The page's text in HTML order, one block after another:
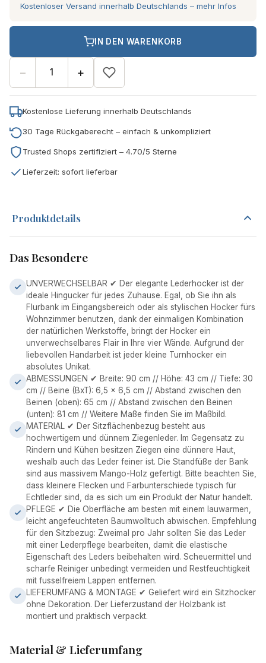
Kostenloser Versand innerhalb Deutschlands – mehr Infos
− +
IN DEN WARENKORB
Kostenlose Lieferung innerhalb Deutschlands
30 Tage Rückgaberecht – einfach & unkompliziert
Trusted Shops zertifiziert – 4.70/5 Sterne
Lieferzeit: sofort lieferbar
Produktdetails
Das Besondere
UNVERWECHSELBAR ✔ Der elegante Lederhocker ist der
ideale Hingucker für jedes Zuhause. Egal, ob Sie ihn als
Flurbank im Eingangsbereich oder als stylischen Hocker fürs
Wohnzimmer benutzen, dank der einmaligen Kombination
der natürlichen Werkstoffe, bringt der Hocker ein
unverwechselbares Flair in Ihre vier Wände. Aufgrund der
liebevollen Handarbeit ist jeder kleine Turnhocker ein
absolutes Unikat.
ABMESSUNGEN ✔ Breite: 90 cm // Höhe: 43 cm // Tiefe: 30
cm // Beine (BxT): 6,5 x 6,5 cm // Abstand zwischen den
Beinen (oben): 65 cm // Abstand zwischen den Beinen
(unten): 81 cm // Weitere Maße finden Sie im Maßbild.
MATERIAL ✔ Der Sitzflächenbezug besteht aus
hochwertigem und dünnem Ziegenleder. Im Gegensatz zu
Rindern und Kühen besitzen Ziegen eine dünnere Haut,
weshalb auch das Leder feiner ist. Die Standfüße der Bank
sind aus massivem Mango-Holz gefertigt. Bitte beachten Sie,
dass kleinere Flecken und Farbunterschiede typisch für
Echtleder sind, da es sich um ein Produkt der Natur handelt.
PFLEGE ✔ Die Oberfläche am besten mit einem lauwarmen,
leicht angefeuchteten Baumwolltuch abwischen. Empfehlung
für den Sitzbezug: Zweimal pro Jahr sollten Sie das Leder
mit einer Lederpflege bearbeiten, damit die elastische
Eigenschaft des Leders beibehalten wird. Scheuermittel und
scharfe Reiniger unbedingt vermeiden und Restfeuchtigkeit
mit fusselfreiem Lappen entfernen.
LIEFERUMFANG & MONTAGE ✔ Geliefert wird ein Sitzhocker
ohne Dekoration. Der Lieferzustand der Holzbank ist
montiert und praktisch verpackt.
Material & Lieferumfang